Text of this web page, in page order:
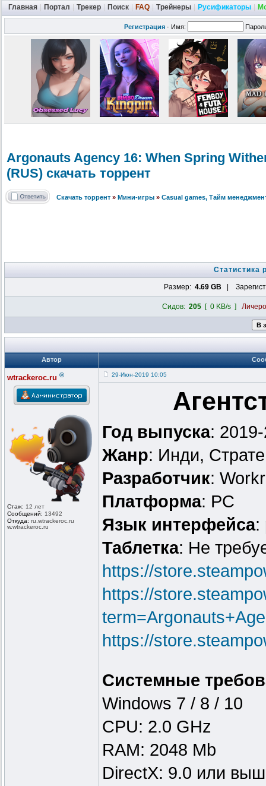
Главная Портал Трекер Поиск FAQ Трейнеры Русификаторы
Регистрация · Имя:
Argonauts Agency 16: When Spring
(RUS) скачать торрент
Скачать торрент » Мини-игры » Сasual games, Тайм
Статистика
Размер: 4.69 GB |
Сидов: 205 [ 0 KB/s ]
Автор
wtrackeroc.ru ®
Стаж: 12 лет
Сообщений: 13492
Откуда: ru.wtrackeroc.ru
w.wtrackeroc .ru
29-Июн-2019 10:05
Год выпуска:
Жанр: Инди,
Разработчик:
Платформа: PC
Язык интерфейса:
Таблeтка: Не
https://
https://
https://
Системные
Windows 7 / 8 / 10
CPU: 2.0 GHz
RAM: 2048 Mb
DirectX: 9.0 или